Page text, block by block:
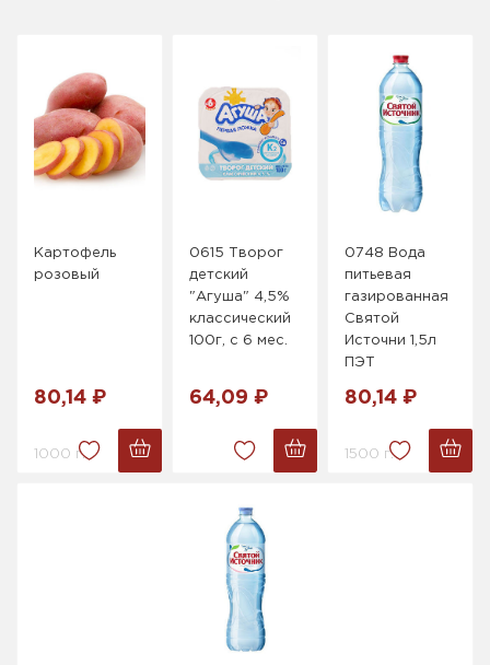
Картофель
розовый
80,14 ₽
1000 г.
0615 Творог
детский
"Агуша" 4,5%
классический
100г, с 6 мес.
64,09 ₽
0748 Вода
питьевая
газированная
Святой
Источни 1,5л
ПЭТ
80,14 ₽
1500 г.